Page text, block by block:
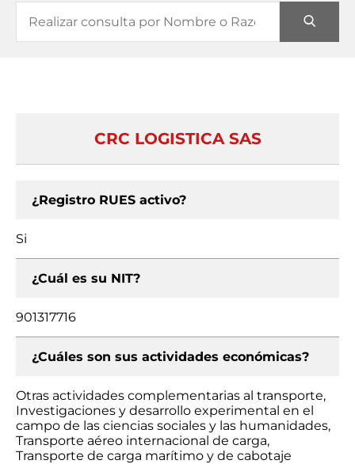
CRC LOGISTICA SAS
¿Registro RUES activo?
Si
¿Cuál es su NIT?
901317716
¿Cuáles son sus actividades económicas?
Otras actividades complementarias al transporte,
Investigaciones y desarrollo experimental en el
campo de las ciencias sociales y las humanidades,
Transporte aéreo internacional de carga,
Transporte de carga marítimo y de cabotaje